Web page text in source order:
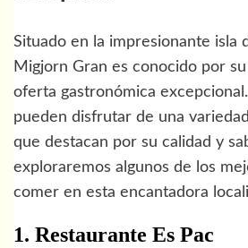
Situado en la impresionante isla
Migjorn Gran es conocido por
oferta gastronómica
pueden disfrutar de una
que destacan por su calidad y
exploraremos algunos de los
comer en esta encantadora
1. Restaurante Es Pac